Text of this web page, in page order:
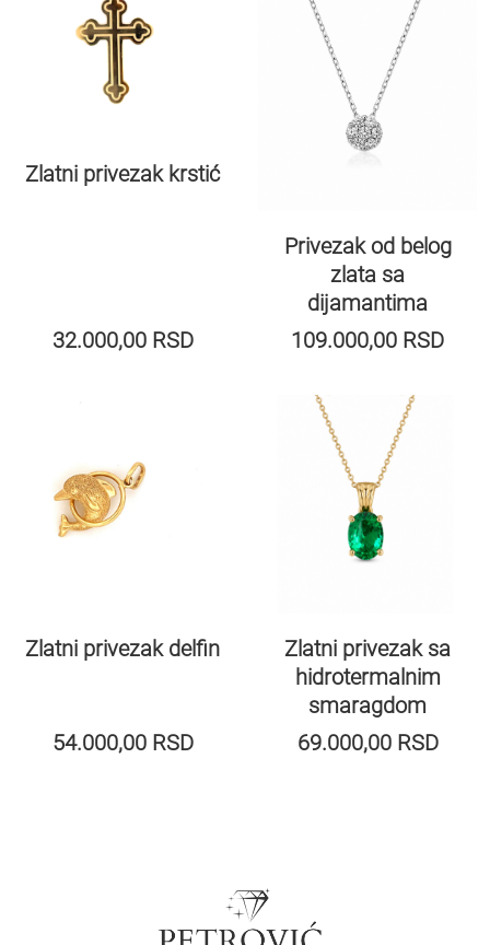
Zlatni privezak krstić
32.000,00 RSD
Privezak od belog
zlata sa
dijamantima
109.000,00 RSD
Zlatni privezak delfin
54.000,00 RSD
Zlatni privezak sa
hidrotermalnim
smaragdom
69.000,00 RSD